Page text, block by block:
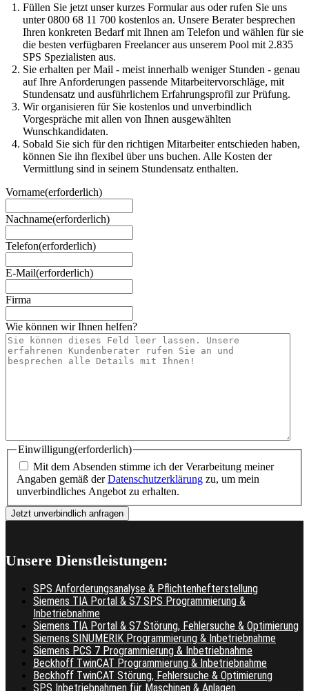
Füllen Sie jetzt unser kurzes Formular aus oder rufen Sie uns
unter 0800 68 11 700 kostenlos an. Unsere Berater besprechen
Ihren konkreten Bedarf mit Ihnen am Telefon und wählen für sie
die besten verfügbaren Freelancer aus unserem Pool mit 2.835
SPS Spezialisten aus.
Sie erhalten per Mail - meist innerhalb weniger Stunden - genau
auf Ihre Anforderungen passende Mitarbeitervorschläge, mit
Stundensatz und ausführlichem Erfahrungsprofil zur Prüfung.
Wir organisieren für Sie kostenlos und unverbindlich
Vorgespräche mit allen von Ihnen ausgewählten
Wunschkandidaten.
Sobald Sie sich für den richtigen Mitarbeiter entschieden haben,
können Sie ihn flexibel über uns buchen. Alle Kosten der
Vermittlung sind in seinem Stundensatz enthalten.
Vorname(erforderlich)
Nachname(erforderlich)
Telefon(erforderlich)
E-Mail(erforderlich)
Firma
Wie können wir Ihnen helfen?
Einwilligung(erforderlich)
Mit dem Absenden stimme ich der Verarbeitung meiner
Angaben gemäß derDatenschutzerklärung zu, um mein
unverbindliches Angebot zu erhalten.
Unsere Dienstleistungen:
SPS Anforderungsanalyse & Pflichtenhefterstellung
Siemens TIA Portal & S7 SPS Programmierung &
Inbetriebnahme
Siemens TIA Portal & S7 Störung, Fehlersuche & Optimierung
Siemens SINUMERIK Programmierung & Inbetriebnahme
Siemens PCS 7 Programmierung & Inbetriebnahme
Beckhoff TwinCAT Programmierung & Inbetriebnahme
Beckhoff TwinCAT Störung, Fehlersuche & Optimierung
SPS Inbetriebnahmen für Maschinen & Anlagen